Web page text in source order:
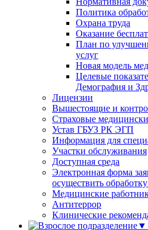
Политика
Охрана труда
Оказание
План по
услуг
Новая модель
Целевые
Демография и
Лицензии
Вышестоящие и
Страховые
Устав ГБУЗ РК ЭГП
Информация для
Участки обслуживания
Доступная среда
Электронная форма
осуществить
Медицинские
Антитеррор
Клинические